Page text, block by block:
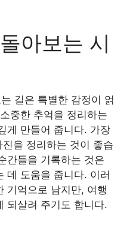
아보는 시
길은 특별한 감정이 얽
중한 추억을 정리하는
게 만들어 줍니다. 가장
을 정리하는 것이 좋습
간들을 기록하는 것은
데 도움을 줍니다. 이러
기억으로 남지만, 여행
되살려 주기도 합니다.